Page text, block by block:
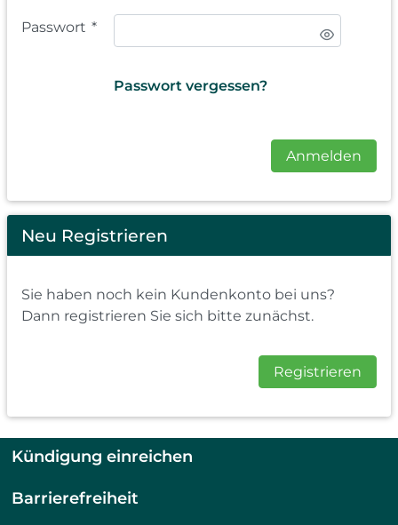
Passwort *
Passwort vergessen?
Anmelden
Neu Registrieren
Sie haben noch kein Kundenkonto bei uns?
Dann registrieren Sie sich bitte zunächst.
Registrieren
Kündigung einreichen
Barrierefreiheit